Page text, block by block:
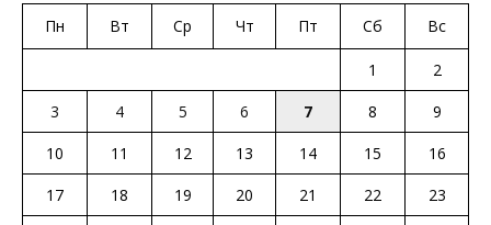
Пн Вт Ср Чт Пт Сб Вс
1
2
3
4 5 6 7 8
9
10
11 12 13 14 15
16
17
18 19 20 21 22
23